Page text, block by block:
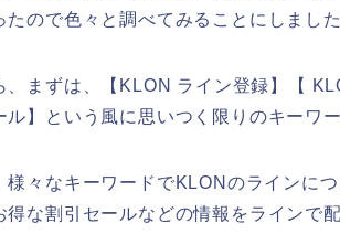
たので色々と調べてみることにしました
、まずは、【KLON ライン登録】【
ル】という風に思いつく限りのキーワ
様々なキーワードでKLONのラインに
得な割引セールなどの情報をラインで